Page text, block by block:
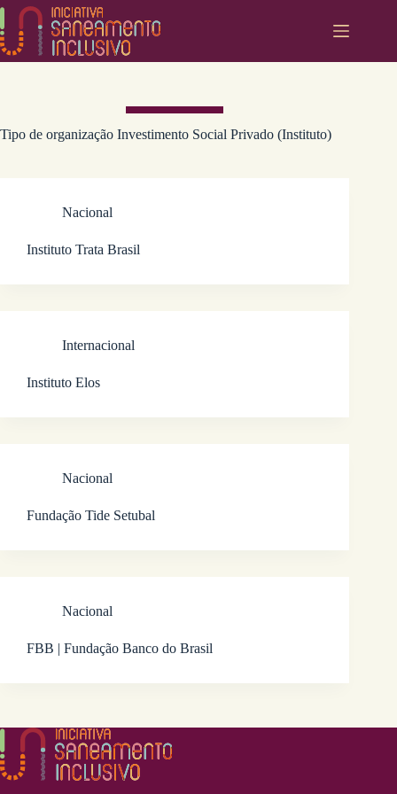
Pular
o
conteúdo
Tipo de organização Investimento Social Privado (Instituto)
Nacional
Instituto Trata Brasil
Internacional
Instituto Elos
Nacional
Fundação Tide Setubal
Nacional
FBB | Fundação Banco do Brasil